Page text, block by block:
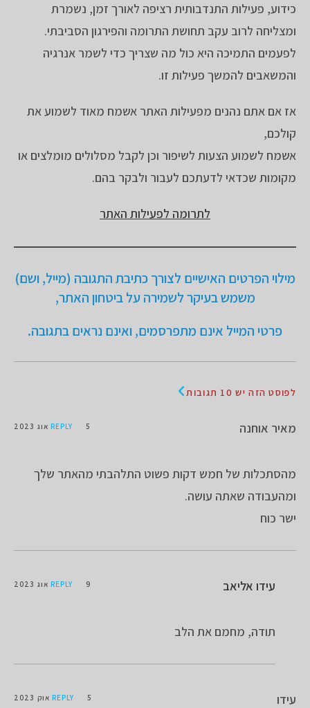
כידוע, פעילות התנדבותית רציפה לאורך זמן, נשמרת
ומצליחה לרוב עקב תחושת התרומה והפירגון הסביבתי.
לפעמים התמיכה היא כול מה שצריך כדי לשמר אנרגיה
והמשאבים להמשך פעילות זו.
אז אם אתם נהנים מפעילות האתר אשמח מאוד לשמוע את
קולכם,
אשמח לשמוע הצעות לשיפור וכן לקבל מסלולים מומלצים או
מקומות שכדאי לדעתכם לעבור ולבקר בהם.
לתרומה לפעילות האתר
מילוי הפרטים האישיים לצורך כתיבת התגובה (מייל, ושם)
משמש בעיקר לשמירה על ביטחון האתר,
פרטי המייל אינם מתפרסמים, ואינם נראים בתגובה.
לפוסט הזה יש 10 תגובות
מאיר אוחנה REPLY 5 אוג 2023
מהסתכלות של חמש דקות פשוט התלהבתי מהאתר שלך
ומהעבודה שאתה עושה.
ישר כוח
עידו אליאב REPLY 9 אוג 2023
תודה, מחמם את הלב
עידו REPLY 5 אוק 2023